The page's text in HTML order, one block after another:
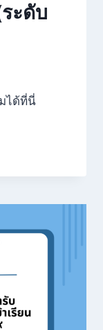
ะดับ
ได้ที่นี่